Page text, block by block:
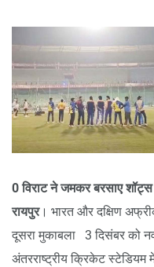
0 विराट ने जमकर बरसाए शॉट्स
रायपुर। भारत और दक्षिण
दूसरा मुकाबला 3 दिसंबर को
अंतरराष्ट्रीय क्रिकेट